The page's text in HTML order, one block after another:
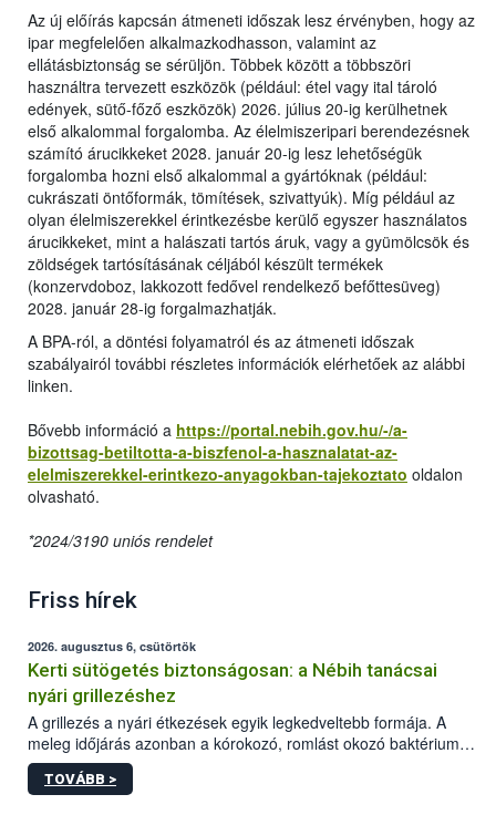
Az új előírás kapcsán átmeneti időszak lesz érvényben, hogy az
ipar megfelelően alkalmazkodhasson, valamint az
ellátásbiztonság se sérüljön. Többek között a többszöri
használtra tervezett eszközök (például: étel vagy ital tároló
edények, sütő-főző eszközök) 2026. július 20-ig kerülhetnek
első alkalommal forgalomba. Az élelmiszeripari berendezésnek
számító árucikkeket 2028. január 20-ig lesz lehetőségük
forgalomba hozni első alkalommal a gyártóknak (például:
cukrászati öntőformák, tömítések, szivattyúk). Míg például az
olyan élelmiszerekkel érintkezésbe kerülő egyszer használatos
árucikkeket, mint a halászati tartós áruk, vagy a gyümölcsök és
zöldségek tartósításának céljából készült termékek
(konzervdoboz, lakkozott fedővel rendelkező befőttesüveg)
2028. január 28-ig forgalmazhatják.
A BPA-ról, a döntési folyamatról és az átmeneti időszak
szabályairól további részletes információk elérhetőek az alábbi
linken.
Bővebb információ a https://portal.nebih.gov.hu/-/a-
bizottsag-betiltotta-a-biszfenol-a-hasznalatat-az-
elelmiszerekkel-erintkezo-anyagokban-tajekoztato oldalon
olvasható.
*2024/3190 uniós rendelet
Friss hírek
2026. augusztus 6, csütörtök
Kerti sütögetés biztonságosan: a Nébih tanácsai
nyári grillezéshez
A grillezés a nyári étkezések egyik legkedveltebb formája. A
meleg időjárás azonban a kórokozó, romlást okozó baktériumok
gyorsabb szaporodásának is kedvez. A szabadtéri sütögetés
ezért nem csupán a megfelelő sütési technikáról szól: legalább
TOVÁBB >